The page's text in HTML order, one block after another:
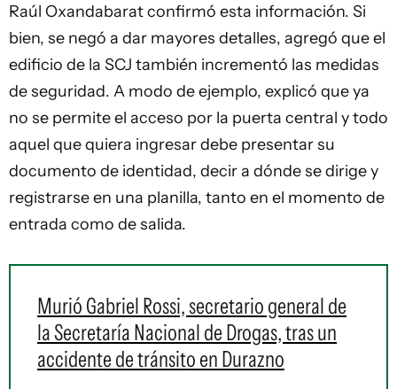
Raúl Oxandabarat confirmó esta información. Si
bien, se negó a dar mayores detalles, agregó que el
edificio de la SCJ también incrementó las medidas
de seguridad. A modo de ejemplo, explicó que ya
no se permite el acceso por la puerta central y todo
aquel que quiera ingresar debe presentar su
documento de identidad, decir a dónde se dirige y
registrarse en una planilla, tanto en el momento de
entrada como de salida.
Murió Gabriel Rossi, secretario general de
la Secretaría Nacional de Drogas, tras un
accidente de tránsito en Durazno